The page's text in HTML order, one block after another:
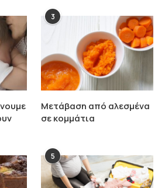
3
Μετάβαση από αλεσμένα
σε κομμάτια
5